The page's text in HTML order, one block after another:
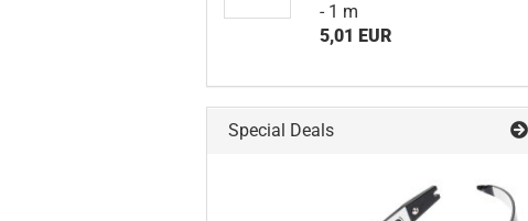
- 1 m
5,01 EUR
Special Deals